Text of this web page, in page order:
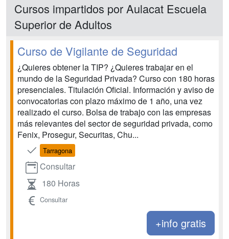
Cursos impartidos por Aulacat Escuela
Superior de Adultos
Curso de Vigilante de Seguridad
¿Quieres obtener la TIP? ¿Quieres trabajar en el
mundo de la Seguridad Privada? Curso con 180 horas
presenciales. Titulación Oficial. Información y aviso de
convocatorias con plazo máximo de 1 año, una vez
realizado el curso. Bolsa de trabajo con las empresas
más relevantes del sector de seguridad privada, como
Fenix, Prosegur, Securitas, Chu...
Tarragona
Consultar
180 Horas
Consultar
+info gratis